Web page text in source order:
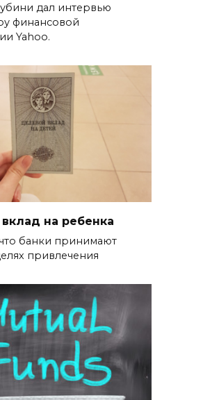
дал интервью
финансовой
Yahoo.
на ребенка
банки принимают
привлечения